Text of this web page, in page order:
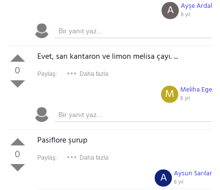
Ayşe Ardal
8 yıl
A
0
Evet, sarı kantaron ve limon melisa çayı. ...
Paylaş: Daha fazla
Meliha Ege
8 yıl
M
0
Pasiflore şurup
Paylaş: Daha fazla
Aysun Sarılar
8 yıl
A